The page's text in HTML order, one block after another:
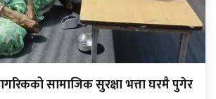
सामाजिक सुरक्षा भत्ता घरमै पुगेर